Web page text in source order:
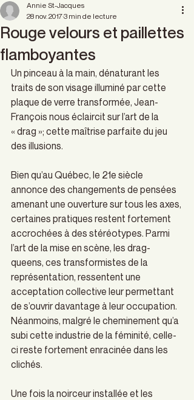
Rouge velours et paillettes
flamboyantes
Annie St-Jacques
28 nov. 20173 min de lecture
Un pinceau à la main, dénaturant les
traits de son visage illuminé par cette
plaque de verre transformée, Jean-
François nous éclaircit sur l’art de la
« drag »; cette maîtrise parfaite du jeu
des illusions.
Bien qu’au Québec, le 21e siècle
annonce des changements de pensées
amenant une ouverture sur tous les axes,
certaines pratiques restent fortement
accrochées à des stéréotypes. Parmi
l’art de la mise en scène, les drag-
queens, ces transformistes de la
représentation, ressentent une
acceptation collective leur permettant
de s’ouvrir davantage à leur occupation.
Néanmoins, malgré le cheminement qu’a
subi cette industrie de la féminité, celle-
ci reste fortement enracinée dans les
clichés.
Une fois la noirceur installée et les